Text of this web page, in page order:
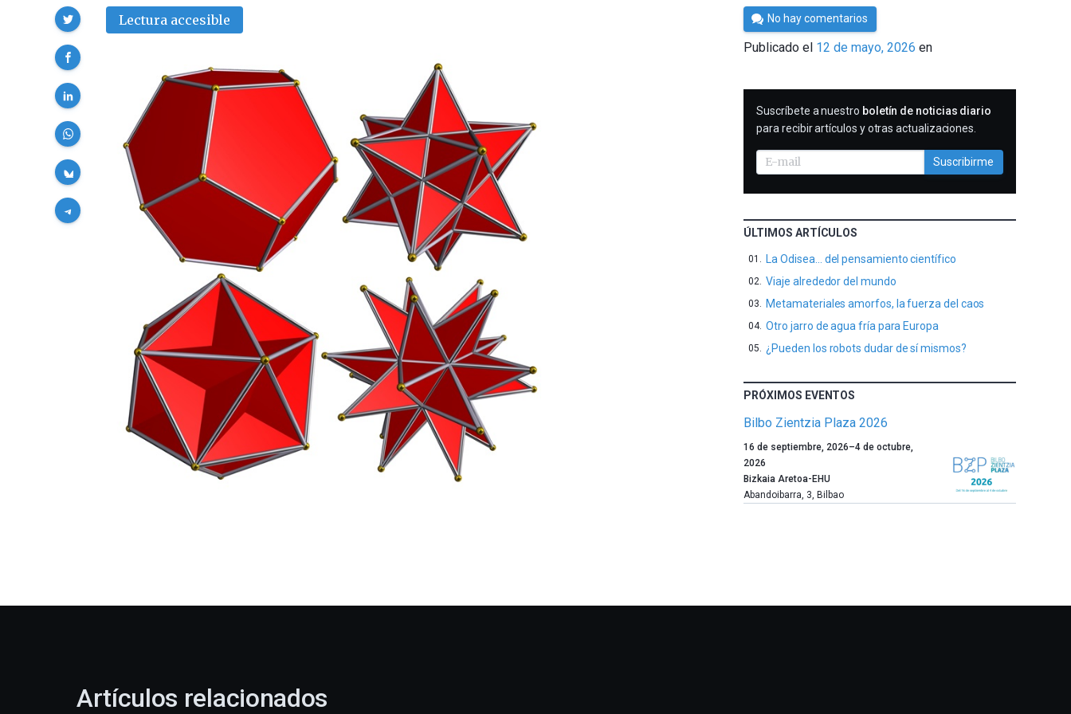
Lectura accesible
Compartir
Por
César
Tomé
No hay comentarios
Publicado el 12 de mayo, 2026 en
SUSCRIBIRME
Suscríbete a nuestro boletín de noticias diario
para recibir artículos y otras actualizaciones.
Suscribirme
ÚLTIMOS ARTÍCULOS
La Odisea… del pensamiento científico
Viaje alrededor del mundo
Metamateriales amorfos, la fuerza del caos
Otro jarro de agua fría para Europa
¿Pueden los robots dudar de sí mismos?
PRÓXIMOS EVENTOS
Bilbo Zientzia Plaza 2026
Un
año
más,
Bilbao
la
16 de septiembre, 2026–4 de octubre,
2026
Bizkaia Aretoa-EHU
Abandoibarra, 3, Bilbao
Artículos relacionados